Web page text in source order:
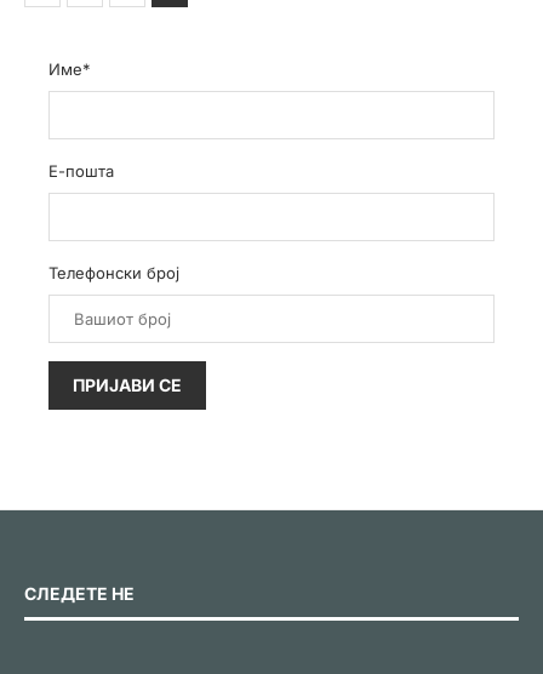
Име*
Е-пошта
Телефонски број
ПРИЈАВИ СЕ
СЛЕДЕТЕ НЕ